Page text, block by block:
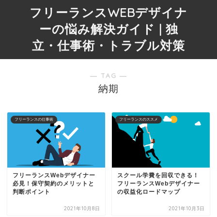
フリーランスWEBデザイナ
ーの悩み解決ガイド | 独
立・仕事術・トラブル対策
― TAG ―
納期
フリーランスの仕事術
フリーランスWebデザイナー
必見！保守契約のメリットと
判断ポイント
2021年10月8日
フリーランスのススメ
スクール学費を回収できる！
フリーランスWebデザイナー
の収益化ロードマップ
2021年10月3日